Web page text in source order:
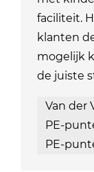
faciliteit.
klanten
mogelijk
de juiste
Van der
PE-
PE-